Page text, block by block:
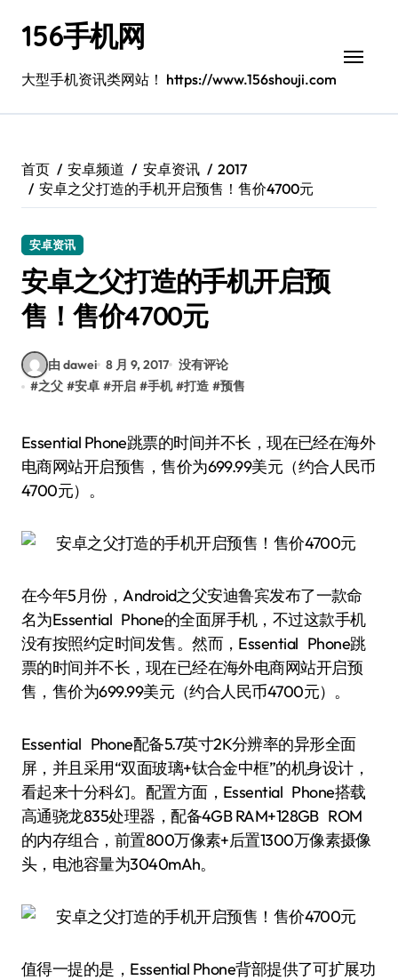
156手机网
大型手机资讯类网站！ https://www.156shouji.com
首页 安卓频道 安卓资讯
2017
安卓之父打造的手机开启预售！售价4700元
安卓资讯
安卓之父打造的手机开启预
售！售价4700元
由 dawei 8 月 9, 2017 没有评论
#之父 #安卓 #开启 #手机 #打造 #预售
Essential Phone跳票的时间并不长，现在已经在海外
电商网站开启预售，售价为699.99美元（约合人民币
4700元）。
在今年5月份，Android之父安迪鲁宾发布了一款命
名为Essential Phone的全面屏手机，不过这款手机
没有按照约定时间发售。然而，Essential Phone跳
票的时间并不长，现在已经在海外电商网站开启预
售，售价为699.99美元（约合人民币4700元）。
Essential Phone配备5.7英寸2K分辨率的异形全面
屏，并且采用“双面玻璃+钛合金中框”的机身设计，
看起来十分科幻。配置方面，Essential Phone搭载
高通骁龙835处理器，配备4GB RAM+128GB ROM
的内存组合，前置800万像素+后置1300万像素摄像
头，电池容量为3040mAh。
值得一提的是，Essential Phone背部提供了可扩展功